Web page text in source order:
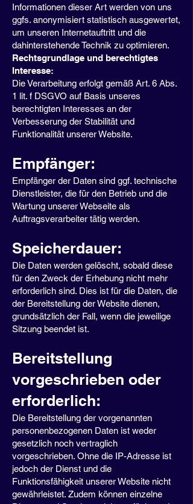
Informationen dieser Art werden von uns
ggfs. anonymisiert statistisch ausgewertet,
um unseren Internetauftritt und die
dahinterstehende Technik zu optimieren.
Rechtsgrundlage und berechtigtes
Interesse:
Die Verarbeitung erfolgt gemäß Art. 6 Abs.
1 lit. f DSGVO auf Basis unseres
berechtigten Interesses an der
Verbesserung der Stabilität und
Funktionalität unserer Website.
Empfänger:
Empfänger der Daten sind ggf. technische
Dienstleister, die für den Betrieb und die
Wartung unserer Webseite als
Auftragsverarbeiter tätig werden.
Speicherdauer:
Die Daten werden gelöscht, sobald diese
für den Zweck der Erhebung nicht mehr
erforderlich sind. Dies ist für die Daten, die
der Bereitstellung der Website dienen,
grundsätzlich der Fall, wenn die jeweilige
Sitzung beendet ist.
Bereitstellung
vorgeschrieben oder
erforderlich:
Die Bereitstellung der vorgenannten
personenbezogenen Daten ist weder
gesetzlich noch vertraglich
vorgeschrieben. Ohne die IP-Adresse ist
jedoch der Dienst und die
Funktionsfähigkeit unserer Website nicht
gewährleistet. Zudem können einzelne